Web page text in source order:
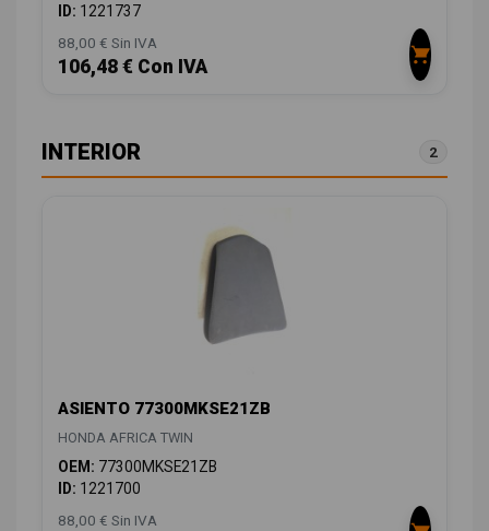
ID: 1221737
88,00 € Sin IVA
106,48 € Con IVA
INTERIOR 2
ASIENTO 77300MKSE21ZB
HONDA AFRICA TWIN
OEM: 77300MKSE21ZB
ID: 1221700
88,00 € Sin IVA